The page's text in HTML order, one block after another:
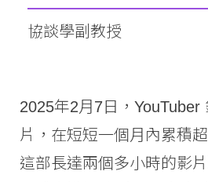
協談學副教授
2025年2月7日，
片，在短短一個月內累積
這部長達兩個多小時的影